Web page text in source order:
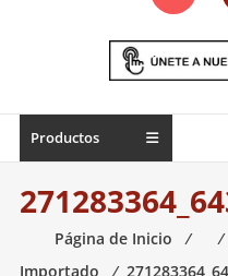
marciales
Todo
necesario
para
Productos
Página de Inicio ⁄ ⁄
Importado
⁄